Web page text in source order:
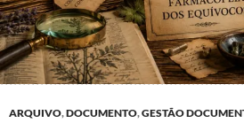
ARQUIVO,DOCUMENTO,GESTÃO